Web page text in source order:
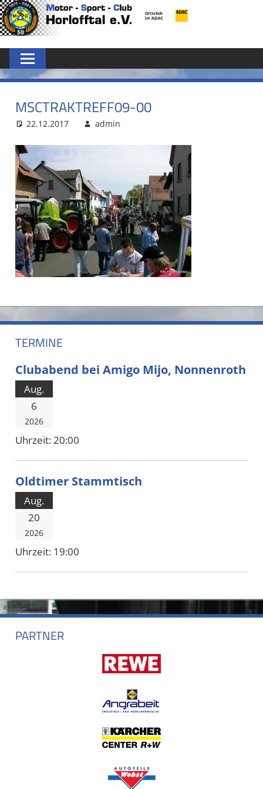
Zum
Inhalt
MSC
HORLOFFTAL
E.V.
MSCTRAKTREFF09-00
22.12.2017 admin
TERMINE
Clubabend bei Amigo Mijo, Nonnenroth
Aug.
6
2026
Uhrzeit: 20:00
Oldtimer Stammtisch
Aug.
20
2026
Uhrzeit: 19:00
PARTNER